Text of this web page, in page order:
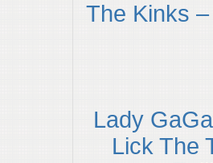
The Kinks
Lady
Lick The